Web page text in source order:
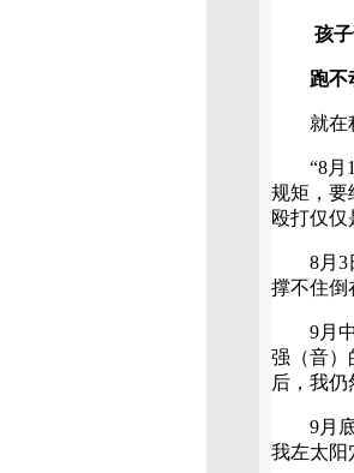
孩
跑不
就在程
“8月1
规矩，要
殴打仅仅
8月3日
撑不住倒
9月中
强（音）
后，我
9月底
我左太阳